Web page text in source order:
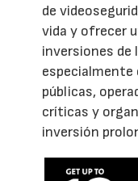
de
vida y ofrecer
inversiones de
públicas,
críticas y
inversión